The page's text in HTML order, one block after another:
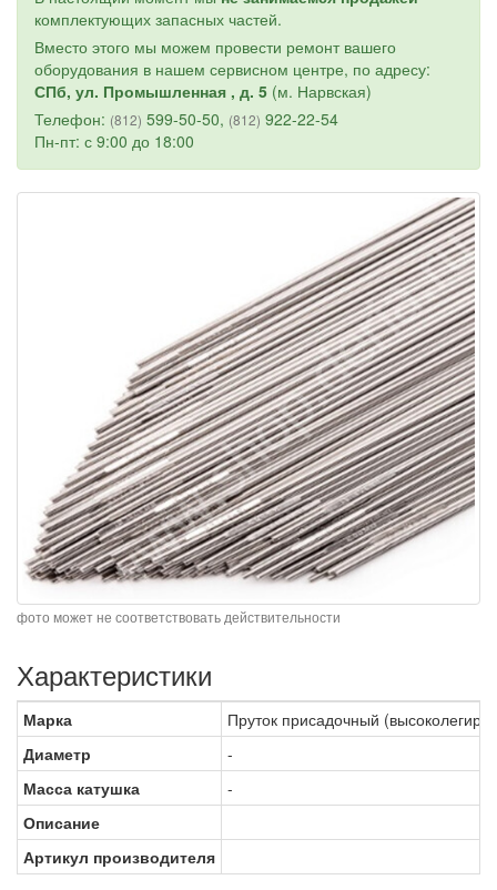
комплектующих запасных частей.
Вместо этого мы можем провести ремонт вашего
оборудования в нашем сервисном центре, по адресу:
СПб, ул. Промышленная , д. 5 (м. Нарвская)
Телефон: (812) 599-50-50, (812) 922-22-54
Пн-пт: с 9:00 до 18:00
фото может не соответствовать действительности
Характеристики
Марка
Пруток присадочный
Диаметр
-
Масса катушка
-
Описание
Артикул производителя